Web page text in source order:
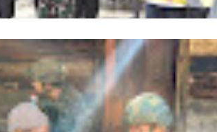
Aceh Bersama Forkopimda
Kunjungan Kerja Wakil Presiden
Kabupaten Bireuen